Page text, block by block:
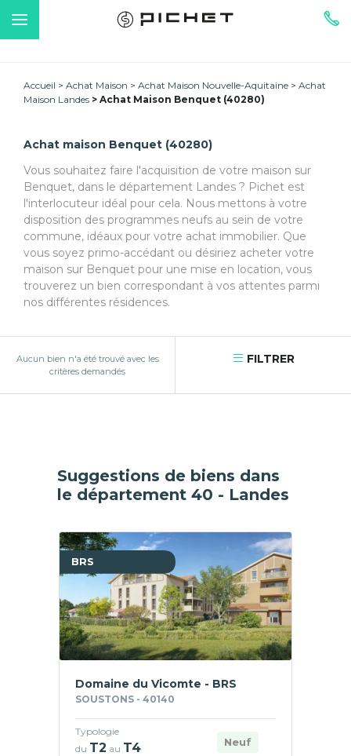
Accueil Achat Maison Achat Maison Nouvelle-Aquitaine
Achat
Maison Landes
Achat Maison Benquet (40280)
Achat maison Benquet (40280)
Vous souhaitez faire l'acquisition de votre maison sur
Benquet, dans le département Landes ? Pichet est
l'interlocuteur idéal pour cela. Nous mettons à votre
disposition des programmes neufs au sein de votre
commune, idéaux pour votre achat immobilier. Que
vous soyez primo-accédant ou désiriez acheter votre
maison sur Benquet pour une mise en location, vous
trouverez un bien correspondant à vos attentes parmi
nos différentes résidences.
Aucun bien n'a été trouvé avec les
critères demandés
FILTRER
Suggestions de biens dans
le département 40 - Landes
BRS
Domaine du Vicomte - BRS
SOUSTONS - 40140
Neuf
Typologie
du T2 au T4